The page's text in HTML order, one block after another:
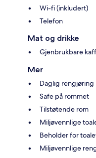
Wi-fi (inkludert)
Telefon
Mat og drikke
Gjenbrukbare
Mer
Daglig rengjøring
Safe på rommet
Tilstøtende rom
Miljøvennlige
Beholder for
Miljøvennlige